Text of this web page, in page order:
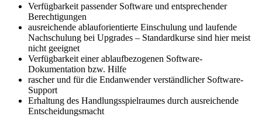
Verfügbarkeit passender Software und entsprechender
Berechtigungen
ausreichende ablauforientierte Einschulung und laufende
Nachschulung bei Upgrades – Standardkurse sind hier meist
nicht geeignet
Verfügbarkeit einer ablaufbezogenen Software-
Dokumentation bzw. Hilfe
rascher und für die Endanwender verständlicher Software-
Support
Erhaltung des Handlungsspielraumes durch ausreichende
Entscheidungsmacht